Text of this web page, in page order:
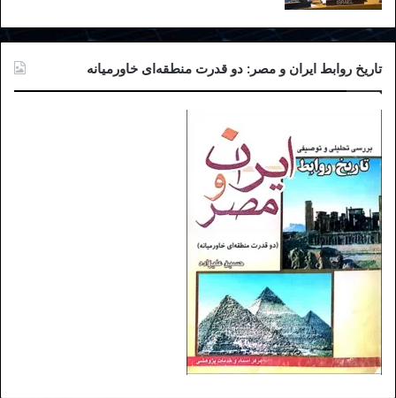
تاریخ روابط ایران و مصر: دو قدرت منطقه‌ای خاورمیانه